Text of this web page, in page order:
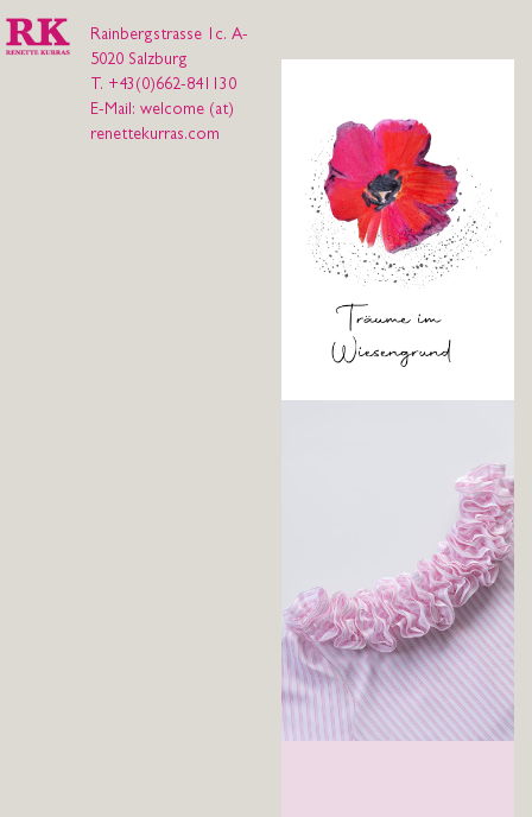
Rainbergstrasse 1c. A-
5020 Salzburg
T. +43(0)662-841130
‍E-Mail: welcome (at)
renettekurras.com